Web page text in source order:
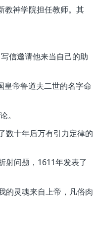
神学院担任教师。其
信邀请他来当自己的助
帝鲁道夫二世的名字命
。
数十年后万有引力定律的
射问题，1611年发表了
的灵魂来自上帝，凡俗肉